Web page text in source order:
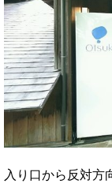
入り口から反対方